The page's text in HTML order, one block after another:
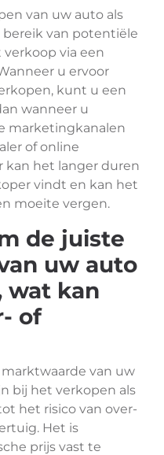
van uw auto als
van potentiële
via een
u ervoor
kunt u een
wanneer u
marketingkanalen
of online
kan het langer duren
vindt en kan het
moeite vergen.
de juiste
uw auto
wat kan
of
van uw
bij het verkopen als
het risico van over-
Het is
prijs vast te